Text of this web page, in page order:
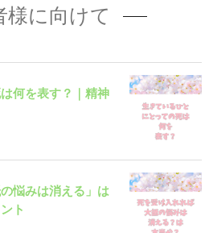
様に向けて
何を表す？｜精神
悩みは消える」は
ト